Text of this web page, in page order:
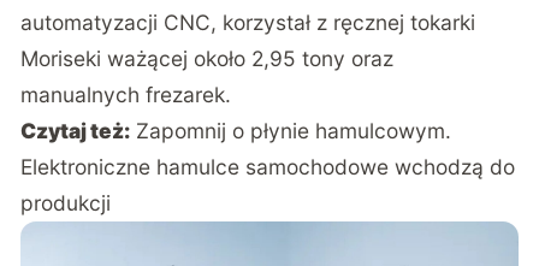
automatyzacji CNC, korzystał z ręcznej tokarki
Moriseki ważącej około 2,95 tony oraz
manualnych frezarek.
Czytaj też: Zapomnij o płynie hamulcowym.
Elektroniczne hamulce samochodowe wchodzą do
produkcji